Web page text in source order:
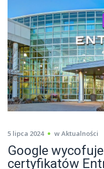
5 lipca 2024 wAktualności
Google
certyfikatów